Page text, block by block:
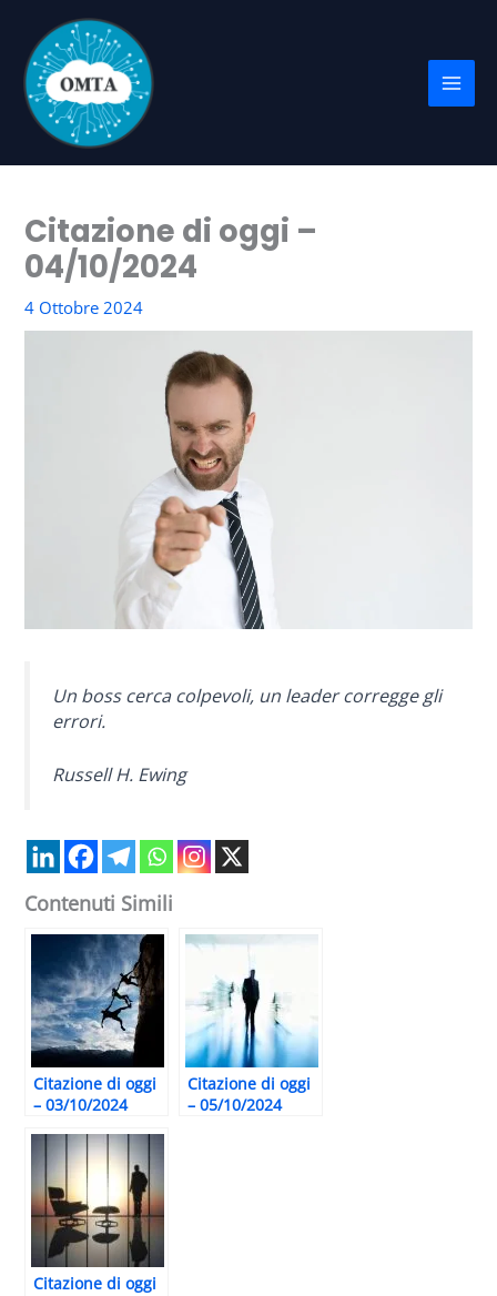
contenuto
Citazione di oggi –
04/10/2024
4 Ottobre 2024
Un boss cerca colpevoli, un leader corregge gli
errori.
Russell H. Ewing
Contenuti Simili
Citazione di oggi
– 03/10/2024
Citazione di oggi
– 05/10/2024
Citazione di oggi